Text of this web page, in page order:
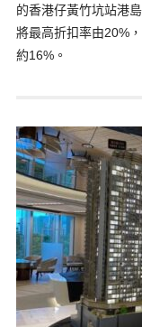
的香港仔黃竹坑站港
將最高折扣率由20%
約16%。